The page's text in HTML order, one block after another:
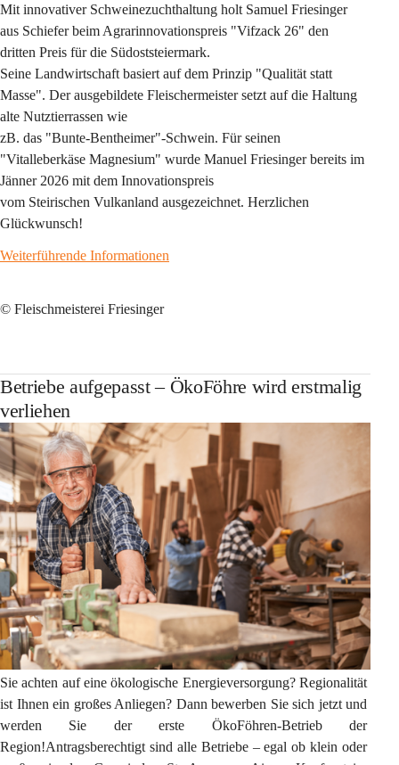
Mit innovativer Schweinezuchthaltung holt Samuel Friesinger
aus Schiefer beim Agrarinnovationspreis "Vifzack 26" den
dritten Preis für die Südoststeiermark.
Seine Landwirtschaft basiert auf dem Prinzip "Qualität statt
Masse". Der ausgebildete Fleischermeister setzt auf die Haltung
alte Nutztierrassen wie
zB. das "Bunte-Bentheimer"-Schwein. Für seinen
"Vitalleberkäse Magnesium" wurde Manuel Friesinger bereits im
Jänner 2026 mit dem Innovationspreis
vom Steirischen Vulkanland ausgezeichnet. Herzlichen
Glückwunsch!
Weiterführende Informationen
© Fleischmeisterei Friesinger
Betriebe aufgepasst – ÖkoFöhre wird erstmalig
verliehen
Sie achten auf eine ökologische Energieversorgung? Regionalität
ist Ihnen ein großes Anliegen? Dann bewerben Sie sich jetzt und
werden Sie der erste ÖkoFöhren-Betrieb der
Region!Antragsberechtigt sind alle Betriebe – egal ob klein oder